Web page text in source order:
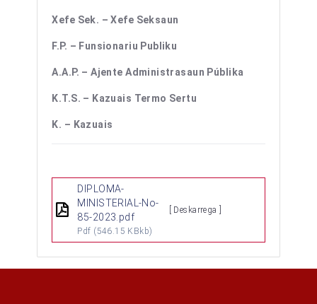
Xefe Sek. – Xefe Seksaun
F.P. – Funsionariu Publiku
A.A.P. – Ajente Administrasaun Públika
K.T.S. – Kazuais Termo Sertu
K. – Kazuais
DIPLOMA-
MINISTERIAL-No-
85-2023.pdf
Pdf (546.15 KBkb)
[ Deskarrega ]